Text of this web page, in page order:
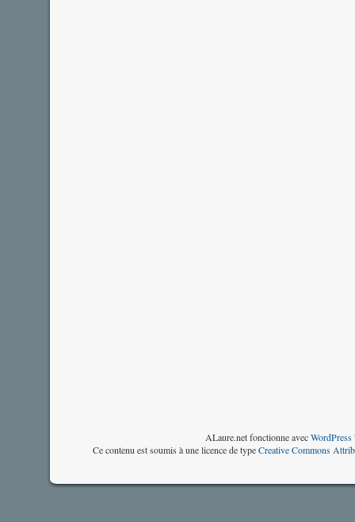
ALaure.net fonctionne avecWordPress
Ce contenu est soumis à une licence de typeCreative Commons